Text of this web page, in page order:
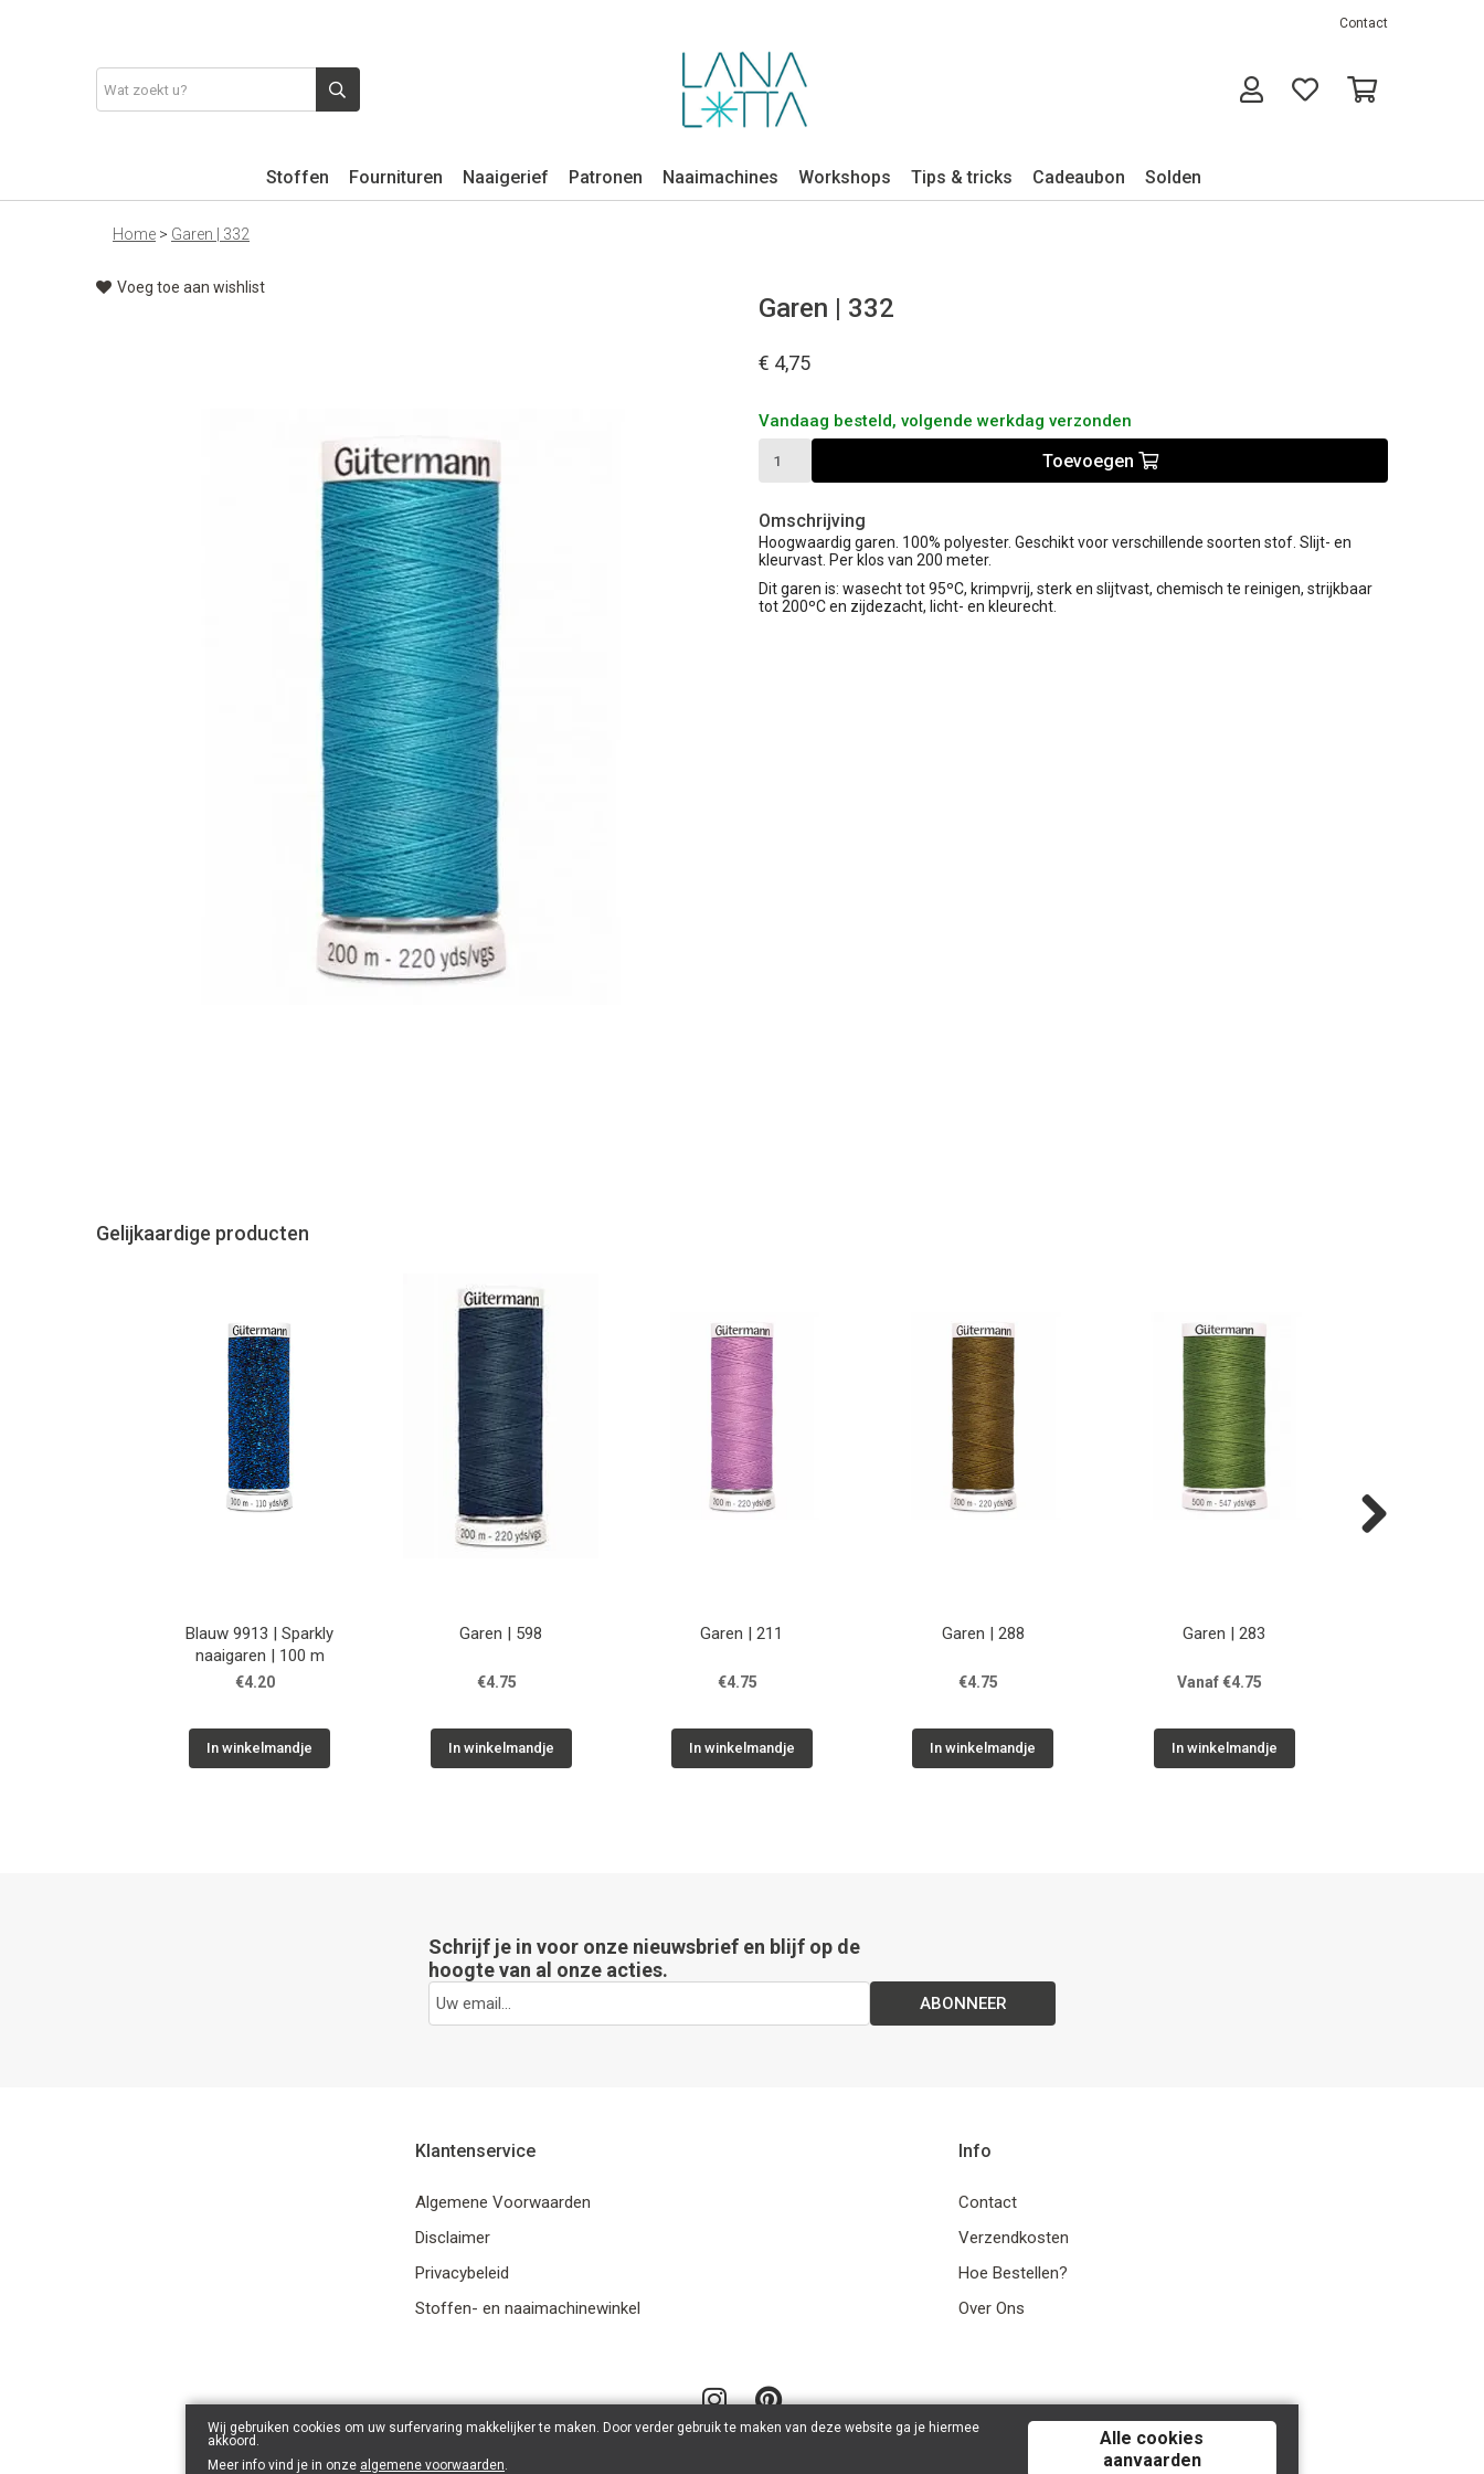
Contact
Stoffen Fournituren Naaigerief Patronen Naaimachines Workshops Tips & tricks Cadeaubon Solden
Home > Garen | 332
Voeg toe aan wishlist
Garen | 332
€ 4,75
Vandaag besteld, volgende werkdag verzonden
Toevoegen
Omschrijving
Hoogwaardig garen. 100% polyester. Geschikt voor verschillende soorten stof. Slijt- en
kleurvast. Per klos van 200 meter.
Dit garen is: wasecht tot 95ºC, krimpvrij, sterk en slijtvast, chemisch te reinigen, strijkbaar
tot 200ºC en zijdezacht, licht- en kleurecht.
Gelijkaardige producten
Blauw 9913 | Sparkly
naaigaren | 100 m
€4.20
In winkelmandje
Garen | 598
€4.75
In winkelmandje
Garen | 211
€4.75
In winkelmandje
Garen | 288
€4.75
In winkelmandje
Garen | 283
Vanaf €4.75
In winkelmandje
Schrijf je in voor onze nieuwsbrief en blijf op de
hoogte van al onze acties.
ABONNEER
Klantenservice
Algemene Voorwaarden
Disclaimer
Privacybeleid
Stoffen- en naaimachinewinkel
Info
Contact
Verzendkosten
Hoe Bestellen?
Over Ons
Wij gebruiken cookies om uw surfervaring makkelijker te maken. Door verder gebruik te maken van deze website ga je hiermee
akkoord.
Meer info vind je in onze algemene voorwaarden.
Alle cookies
aanvaarden